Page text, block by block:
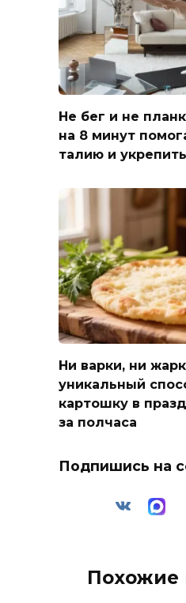
Не бег и не
на 8 минут
талию и
Ни варки, ни
уникальный
картошку в
за полчаса
Подпишись на
Похожие